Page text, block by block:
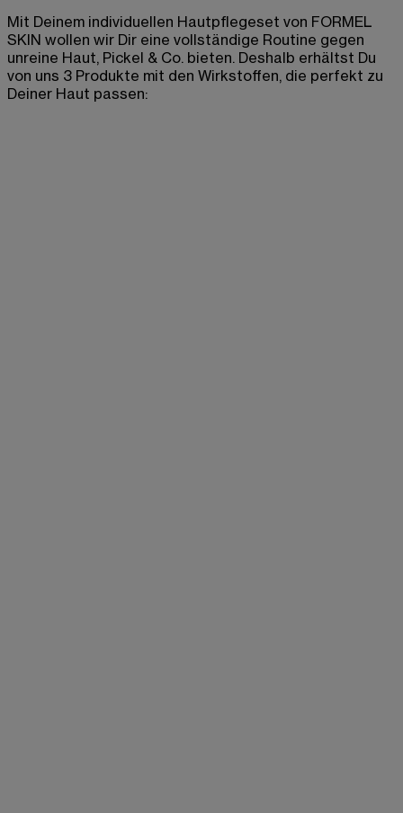
Mit Deinem individuellen Hautpflegeset von FORMEL
SKIN wollen wir Dir eine vollständige Routine gegen
unreine Haut, Pickel & Co. bieten. Deshalb erhältst Du
von uns 3 Produkte mit den Wirkstoffen, die perfekt zu
Deiner Haut passen: